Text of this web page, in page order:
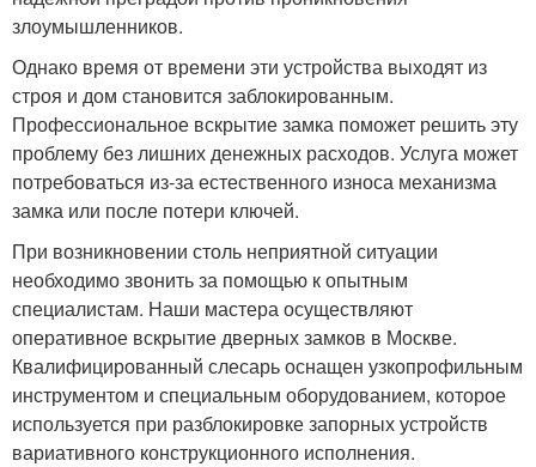
злоумышленников.
Однако время от времени эти устройства выходят из
строя и дом становится заблокированным.
Профессиональное вскрытие замка поможет решить эту
проблему без лишних денежных расходов. Услуга может
потребоваться из-за естественного износа механизма
замка или после потери ключей.
При возникновении столь неприятной ситуации
необходимо звонить за помощью к опытным
специалистам. Наши мастера осуществляют
оперативное вскрытие дверных замков в Москве.
Квалифицированный слесарь оснащен узкопрофильным
инструментом и специальным оборудованием, которое
используется при разблокировке запорных устройств
вариативного конструкционного исполнения.